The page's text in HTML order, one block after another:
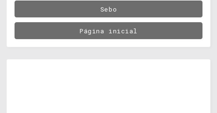
Sebo
Página inicial